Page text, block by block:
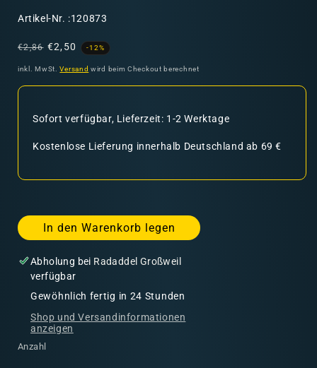
SKU:
Artikel-Nr. :120873
Normaler
Preis
€2,86 Verkaufspreis
€2,50 -12%
inkl. MwSt.Versand wird beim Checkout berechnet
Sofort verfügbar, Lieferzeit: 1-2 Werktage
Kostenlose Lieferung innerhalb Deutschland ab 69 €
In den Warenkorb legen
Abholung bei Radaddel Großweil
verfügbar
Gewöhnlich fertig in 24 Stunden
Shop und Versandinformationen
anzeigen
Anzahl